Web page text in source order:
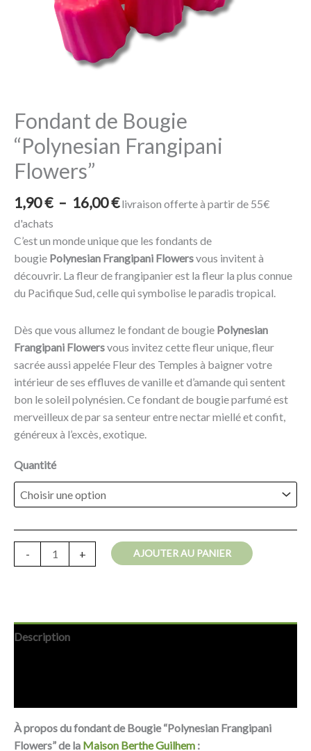
Fondant de Bougie
“Polynesian Frangipani
Flowers”
1,90€ – 16,00€ livraison offerte à partir de 55€
d'achats
C’est un monde unique que les fondants de
bougie Polynesian Frangipani Flowersvous invitent à
découvrir. La fleur de frangipanier est la fleur la plus connue
du Pacifique Sud, celle qui symbolise le paradis tropical.
Dès que vous allumez le fondant de bougie Polynesian
Frangipani Flowersvous invitez cette fleur unique, fleur
sacrée aussi appelée Fleur des Temples à baigner votre
intérieur de ses effluves de vanille et d’amande qui sentent
bon le soleil polynésien. Ce fondant de bougie parfumé est
merveilleux de par sa senteur entre nectar miellé et confit,
généreux à l’excès, exotique.
Quantité
-
Frangipani
+ AJOUTER AU PANIER
Description
À propos du fondant de Bougie “Polynesian Frangipani
Flowers” de la Maison Berthe Guilhem :